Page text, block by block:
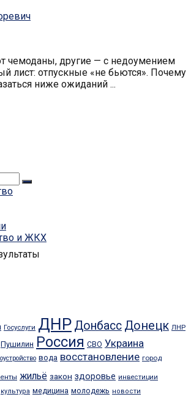
чемоданы, другие — с недоумением
лист: отпускные «не бьются». Почему
ниже ожиданий ...
и ЖКХ
Госуслуги ДНР Донбасс Донецк ЛНР
Пушилин Россия СВО Украина
вода восстановление город
жильё закон здоровье инвестиции
культура медицина молодежь новости